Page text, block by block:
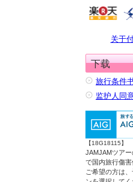
关于
下载
旅行条件
监护人同
【18G18115】
JAMJAMツア
で国内旅行傷害
ご希望の方は